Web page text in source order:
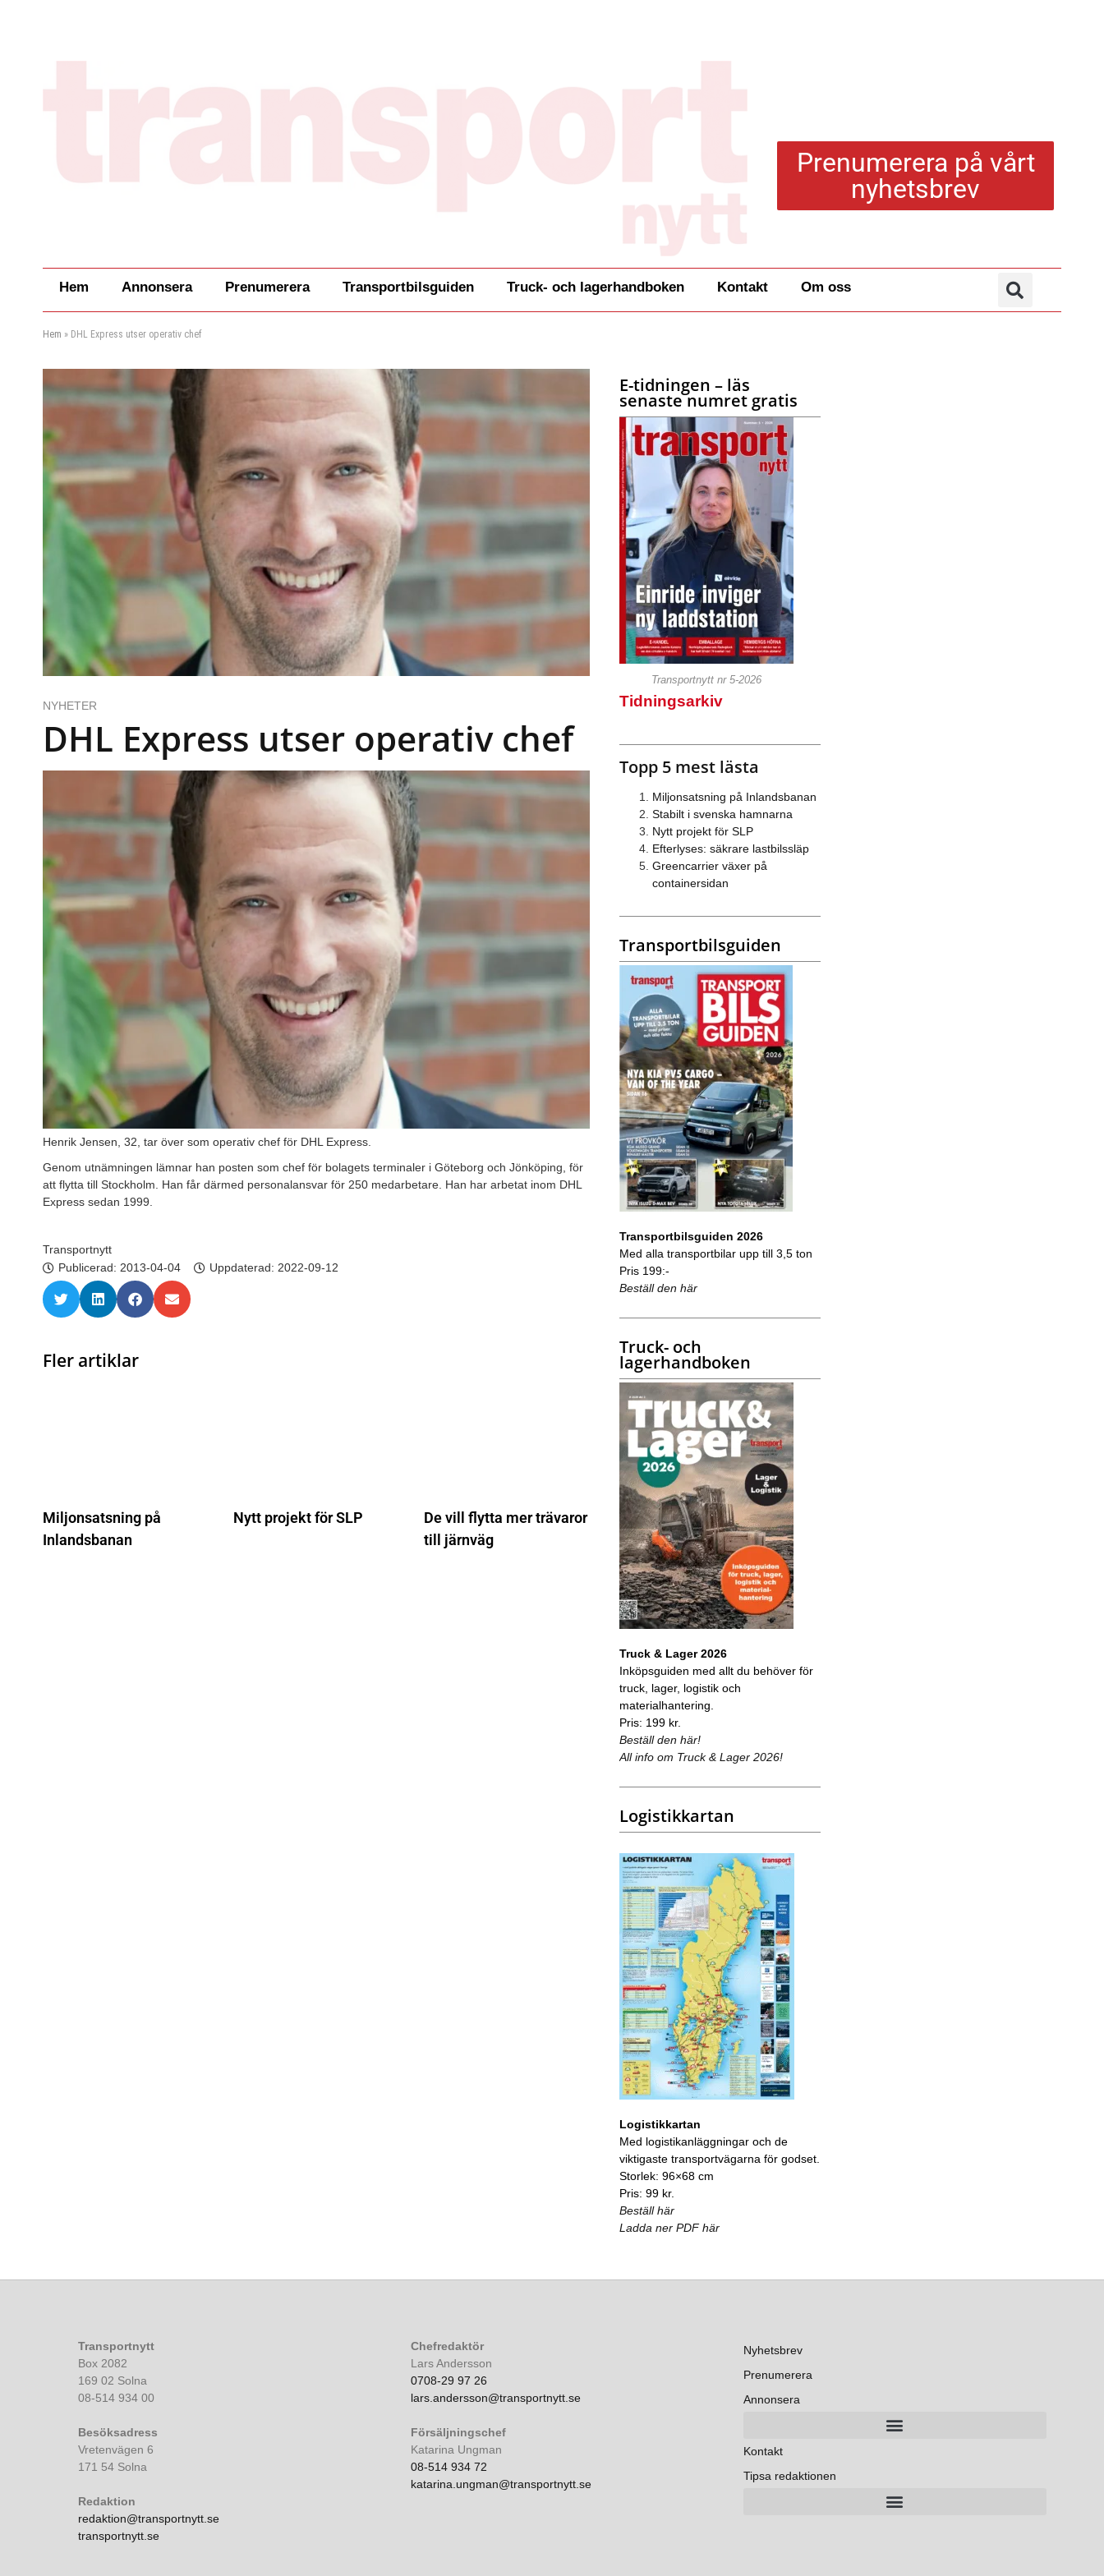
Prenumerera på vårt
nyhetsbrev
Hem Annonsera Prenumerera Transportbilsguiden Truck- och lagerhandboken Kontakt Om oss
Hem » DHL Express utser operativ chef
NYHETER
DHL Express utser operativ chef
Henrik Jensen, 32, tar över som operativ chef för DHL Express.
Genom utnämningen lämnar han posten som chef för bolagets terminaler i Göteborg och Jönköping, för
att flytta till Stockholm. Han får därmed personalansvar för 250 medarbetare. Han har arbetat inom DHL
Express sedan 1999.
Transportnytt
Publicerad: 2013-04-04 Uppdaterad: 2022-09-12
Fler artiklar
Miljonsatsning på
Inlandsbanan
Nytt projekt för SLP
De vill flytta mer trävaror
till järnväg
E-tidningen – läs
senaste numret gratis
Transportnytt nr 5-2026
Tidningsarkiv
Topp 5 mest lästa
Miljonsatsning på Inlandsbanan
Stabilt i svenska hamnarna
Nytt projekt för SLP
Efterlyses: säkrare lastbilssläp
Greencarrier växer på
containersidan
Transportbilsguiden
Transportbilsguiden 2026
Med alla transportbilar upp till 3,5 ton
Pris 199:-
Beställ den här
Truck- och
lagerhandboken
Truck & Lager 2026
Inköpsguiden med allt du behöver för
truck, lager, logistik och
materialhantering.
Pris: 199 kr.
Beställ den här!
All info om Truck & Lager 2026!
Logistikkartan
Logistikkartan
Med logistikanläggningar och de
viktigaste transportvägarna för godset.
Storlek: 96×68 cm
Pris: 99 kr.
Beställ här
Ladda ner PDF här
Transportnytt
Box 2082
169 02 Solna
08-514 934 00
Besöksadress
Vretenvägen 6
171 54 Solna
Redaktion
redaktion@transportnytt.se
transportnytt.se
Chefredaktör
Lars Andersson
0708-29 97 26
lars.andersson@transportnytt.se
Försäljningschef
Katarina Ungman
08-514 934 72
katarina.ungman@transportnytt.se
Nyhetsbrev
Prenumerera
Annonsera
Kontakt
Tipsa redaktionen